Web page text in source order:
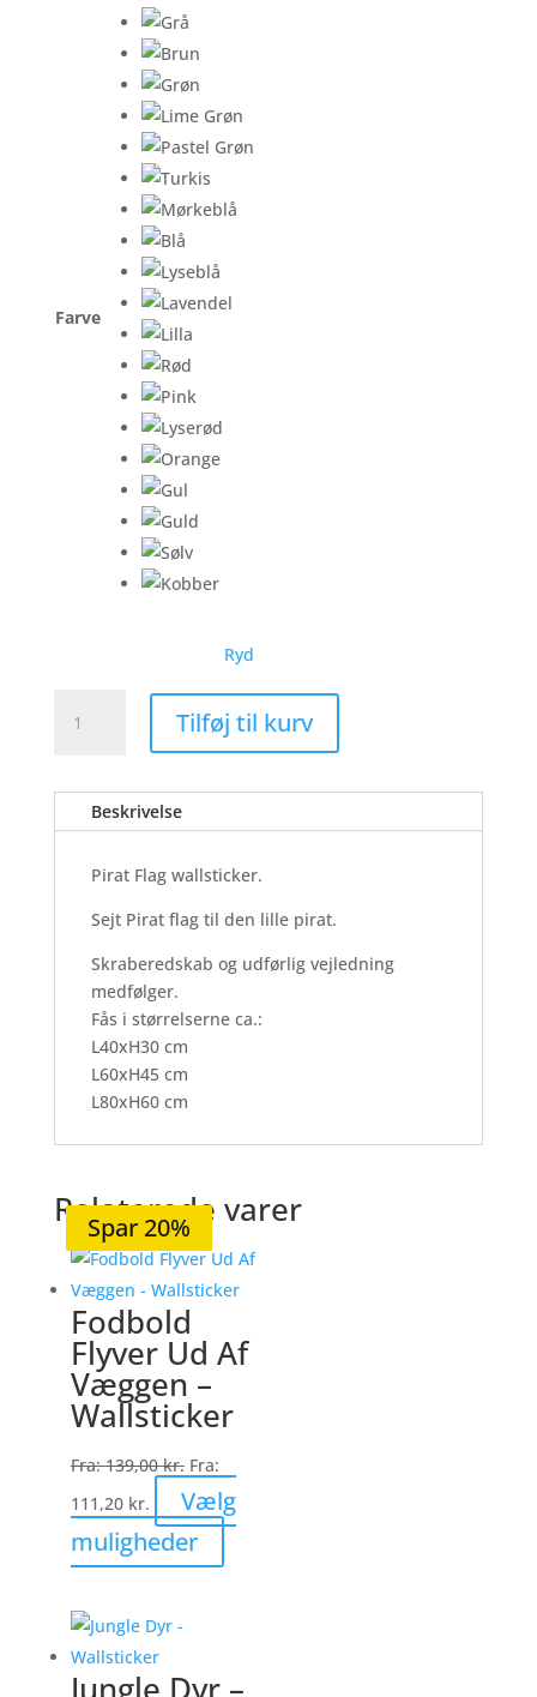
Farve
Ryd
Flag
antal
Tilføj til kurv
Beskrivelse
Pirat Flag wallsticker.
Sejt Pirat flag til den lille pirat.
Skraberedskab og udførlig vejledning
medfølger.
Fås i størrelserne ca.:
L40xH30 cm
L60xH45 cm
L80xH60 cm
Relaterede varer
Spar 20%
Fodbold
Flyver Ud Af
Væggen –
Wallsticker
Fra:139,00kr. Fra:
111,20 kr.
Vælg
muligheder
vare
Mulighederne
Spar 20%
Jungle Dyr –
Spar 20%
Spar 20%
Spar 20%